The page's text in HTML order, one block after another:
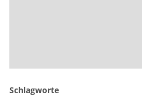
Schlagworte